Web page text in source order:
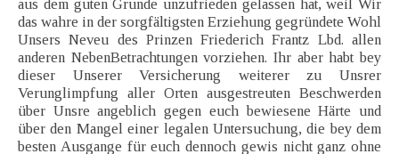
aus dem guten Grunde unzufrieden gelassen hat, weil Wir
das wahre in der sorgfältigsten Erziehung gegründete Wohl
Unsers Neveu des Prinzen Friederich Frantz Lbd. allen
anderen NebenBetrachtungen vorziehen. Ihr aber habt bey
dieser Unserer Versicherung weiterer zu Unsrer
Verunglimpfung aller Orten ausgestreuten Beschwerden
über Unsre angeblich gegen euch bewiesene Härte und
über den Mangel einer legalen Untersuchung, die bey dem
besten Ausgange für euch dennoch gewis nicht ganz ohne